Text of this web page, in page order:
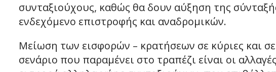
συνταξιούχους, καθώς θα δουν αύξηση της
ενδεχόμενο επιστροφής και αναδρομικών.
Μείωση των εισφορών – κρατήσεων σε κύριες και
σενάριο που παραμένει στο τραπέζι είναι οι